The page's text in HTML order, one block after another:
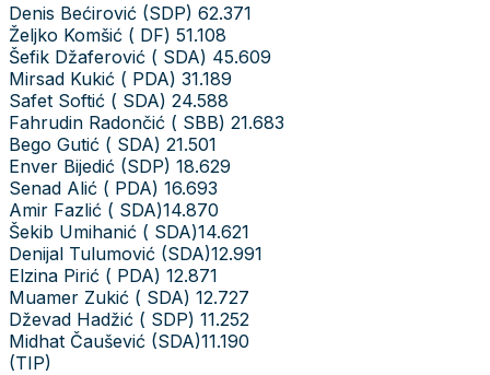
Denis Bećirović (SDP) 62.371
Željko Komšić ( DF) 51.108
Šefik Džaferović ( SDA) 45.609
Mirsad Kukić ( PDA) 31.189
Safet Softić ( SDA) 24.588
Fahrudin Radončić ( SBB) 21.683
Bego Gutić ( SDA) 21.501
Enver Bijedić (SDP) 18.629
Senad Alić ( PDA) 16.693
Amir Fazlić ( SDA)14.870
Šekib Umihanić ( SDA)14.621
Denijal Tulumović (SDA)12.991
Elzina Pirić ( PDA) 12.871
Muamer Zukić ( SDA) 12.727
Dževad Hadžić ( SDP) 11.252
Midhat Čaušević (SDA)11.190
(TIP)